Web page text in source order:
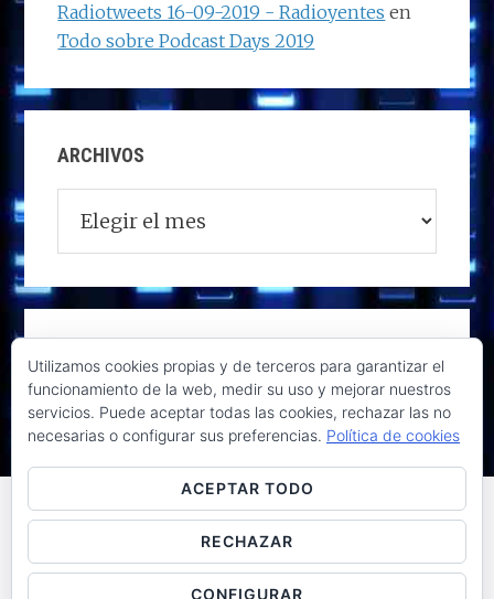
Radiotweets 16-09-2019 - Radioyentes en
Todo sobre Podcast Days 2019
ARCHIVOS
Raúl de la Puente - Derechos reservados© 2026 ·
Acceder
Utilizamos cookies propias y de terceros para garantizar el
funcionamiento de la web, medir su uso y mejorar nuestros
servicios. Puede aceptar todas las cookies, rechazar las no
necesarias o configurar sus preferencias. Política de cookies
ACEPTAR TODO
RECHAZAR
CONFIGURAR